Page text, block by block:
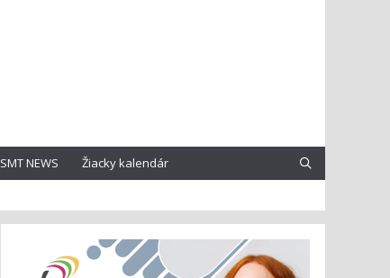
NEWS
Žiacky kalendár